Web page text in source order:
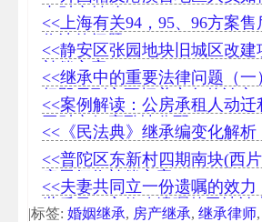
内财产转移
<<上海有关94，95、96方案
收法律问题
<<静安区张园地块旧城区改建
补偿方案
<<继承中的重要法律问题（一
权即尽到主要抚养义务的认定
<<案例解读：公房承租人动
同财产但应酌情分配
<<《民法典》继承编变化解析
<<普陀区东新村四期南块(西
房屋征收补偿方案
<<夫妻共同立一份遗嘱的效
世后另一方修改遗嘱的司法认
|标签: 婚姻继承, 房产继承, 继承律师,